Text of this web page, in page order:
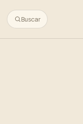
Buscar